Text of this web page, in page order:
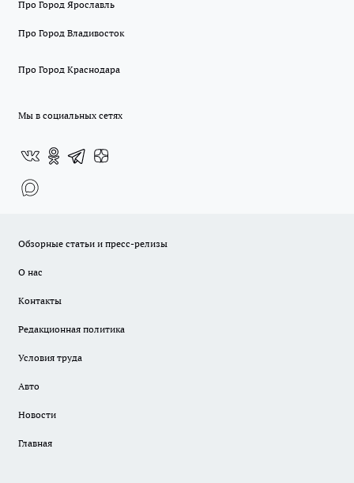
Про Город Ярославль
Про Город Владивосток
Про Город Краснодара
Мы в социальных сетях
Обзорные статьи и пресс-релизы
О нас
Контакты
Редакционная политика
Условия труда
Авто
Новости
Главная